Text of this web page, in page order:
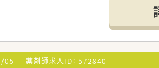
経験や能力を十分に考慮し、年収
限3.5万円の住宅手当や地域手当な
休みは日曜日と祝日に加え、平日に
05 薬剤師求人ID： 572840